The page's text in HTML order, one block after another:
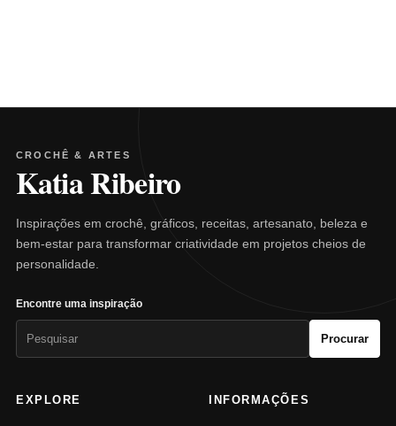
CROCHÊ & ARTES
Katia Ribeiro
Inspirações em crochê, gráficos, receitas, artesanato, beleza e
bem-estar para transformar criatividade em projetos cheios de
personalidade.
Encontre uma inspiração
Procurar
EXPLORE INFORMAÇÕES